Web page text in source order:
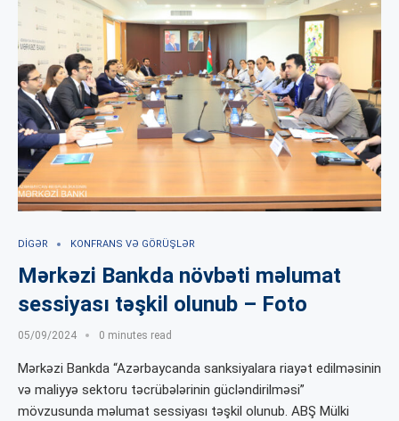
DIGƏR KONFRANS VƏ GÖRÜŞLƏR
Mərkəzi Bankda növbəti məlumat
sessiyası təşkil olunub – Foto
05/09/2024 0 minutes read
Mərkəzi Bankda “Azərbaycanda sanksiyalara riayət edilməsinin
və maliyyə sektoru təcrübələrinin gücləndirilməsi”
mövzusunda məlumat sessiyası təşkil olunub. ABŞ Mülki